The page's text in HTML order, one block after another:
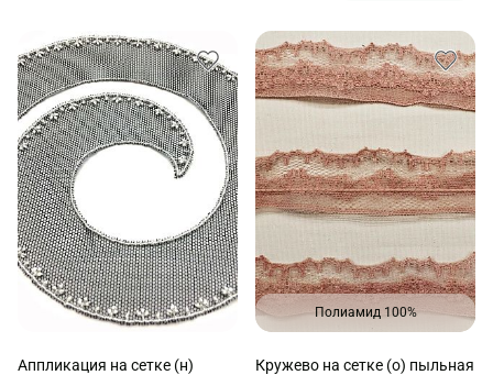
Аппликация на сетке (н)
Полиамид 100%
Кружево на сетке (о) пыльная